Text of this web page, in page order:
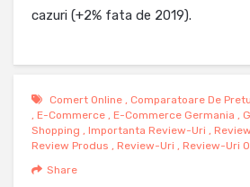
cazuri (+2% fata de 2019).
Comert Online , Comparatoare De
, E-Commerce , E-Commerce Germania ,
Shopping , Importanta Review-Uri , Review
Review Produs , Review-Uri , Review-Uri
Share